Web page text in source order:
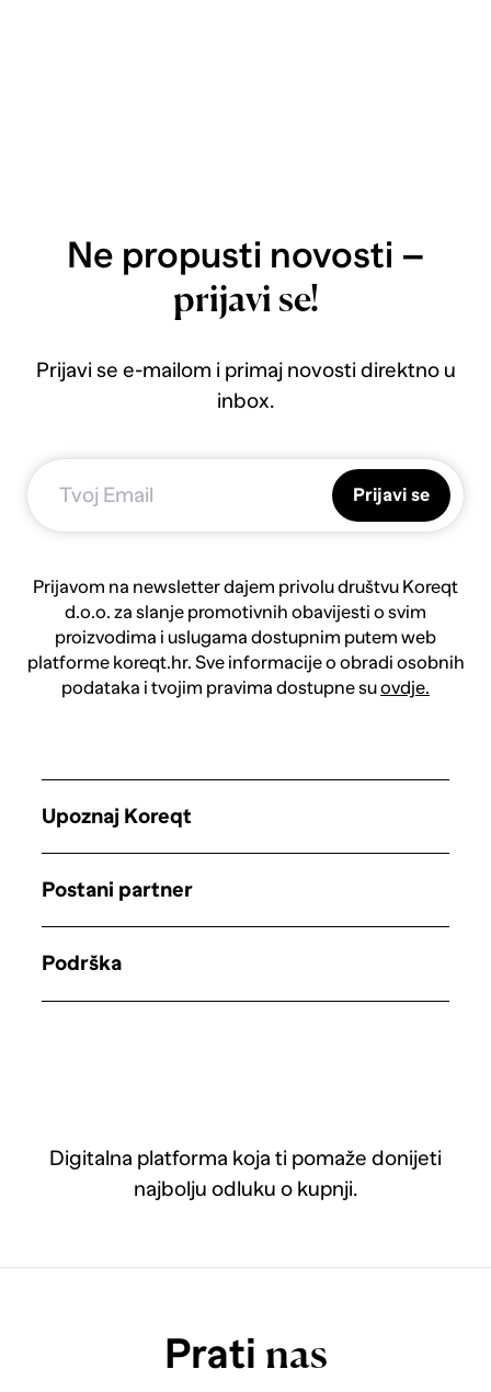
Ne propusti novosti –
prijavi se!
Prijavi se e-mailom i primaj novosti direktno u
inbox.
Prijavi se
Prijavom na newsletter dajem privolu društvu Koreqt
d.o.o. za slanje promotivnih obavijesti o svim
proizvodima i uslugama dostupnim putem web
platforme koreqt.hr. Sve informacije o obradi osobnih
podataka i tvojim pravima dostupne suovdje.
Digitalna platforma koja ti pomaže donijeti
najbolju odluku o kupnji.
Upoznaj Koreqt
Postani partner
Podrška
Prati nas